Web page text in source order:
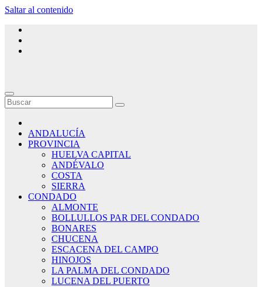
Saltar al contenido
ANDALUCÍA
PROVINCIA
HUELVA CAPITAL
ANDÉVALO
COSTA
SIERRA
CONDADO
ALMONTE
BOLLULLOS PAR DEL CONDADO
BONARES
CHUCENA
ESCACENA DEL CAMPO
HINOJOS
LA PALMA DEL CONDADO
LUCENA DEL PUERTO